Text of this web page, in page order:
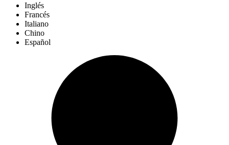
Inglés
Francés
Italiano
Chino
Español